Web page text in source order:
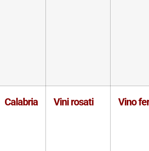
Calabria Vini rosati Vino